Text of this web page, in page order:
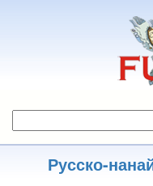
Русско-